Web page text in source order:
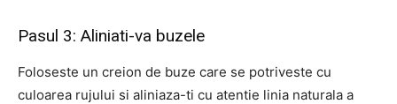
Pasul 3: Aliniati-va buzele
Foloseste un creion de buze care se potriveste cu
culoarea rujului si aliniaza-ti cu atentie linia naturala a